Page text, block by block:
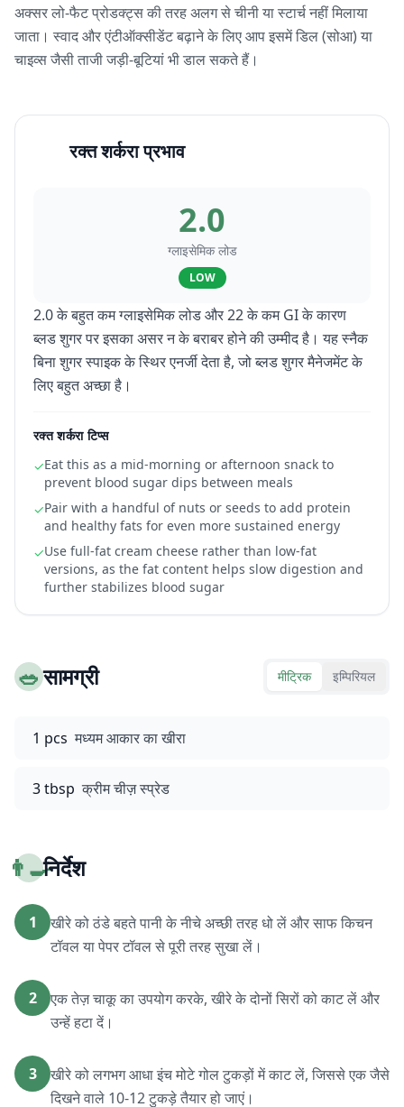
अक्सर लो-फैट प्रोडक्ट्स की तरह अलग से चीनी या स्टार्च नहीं मिलाया
जाता। स्वाद और एंटीऑक्सीडेंट बढ़ाने के लिए आप इसमें डिल (सोआ) या
चाइव्स जैसी ताजी जड़ी-बूटियां भी डाल सकते हैं।
रक्त शर्करा प्रभाव
2.0
ग्लाइसेमिक लोड
LOW
2.0 के बहुत कम ग्लाइसेमिक लोड और 22 के कम GI के कारण
ब्लड शुगर पर इसका असर न के बराबर होने की उम्मीद है। यह स्नैक
बिना शुगर स्पाइक के स्थिर एनर्जी देता है, जो ब्लड शुगर मैनेजमेंट के
लिए बहुत अच्छा है।
रक्त शर्करा टिप्स
✓Eat this as a mid-morning or afternoon snack to
prevent blood sugar dips between meals
✓Pair with a handful of nuts or seeds to add protein
and healthy fats for even more sustained energy
✓Use full-fat cream cheese rather than low-fat
versions, as the fat content helps slow digestion and
further stabilizes blood sugar
🥗सामग्री मीट्रिक इम्पिरियल
1 pcs मध्यम आकार का खीरा
3 tbsp क्रीम चीज़ स्प्रेड
👨‍🍳निर्देश
1
खीरे को ठंडे बहते पानी के नीचे अच्छी तरह धो लें और साफ किचन
टॉवल या पेपर टॉवल से पूरी तरह सुखा लें।
2
एक तेज़ चाकू का उपयोग करके, खीरे के दोनों सिरों को काट लें और
उन्हें हटा दें।
3
खीरे को लगभग आधा इंच मोटे गोल टुकड़ों में काट लें, जिससे एक जैसे
दिखने वाले 10-12 टुकड़े तैयार हो जाएं।